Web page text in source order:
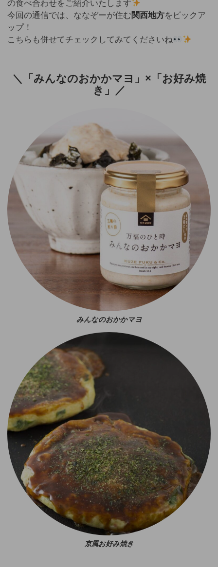
の食べ合わせをご紹介いたします
今回の通信では、ななぞーが住む関西地方をピックア
ップ！
こちらも併せてチェックしてみてくださいね
＼「みんなのおかかマヨ」×「お好み焼
き」／
みんなのおかかマヨ
京風お好み焼き